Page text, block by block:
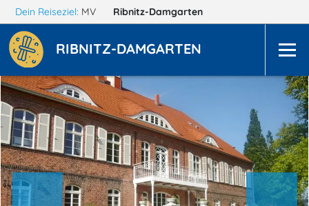
Dein Reiseziel: MV Ribnitz-Damgarten
RIBNITZ-DAMGARTEN